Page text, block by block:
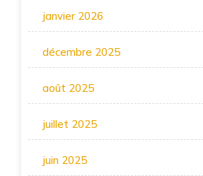
janvier 2026
décembre 2025
août 2025
juillet 2025
juin 2025